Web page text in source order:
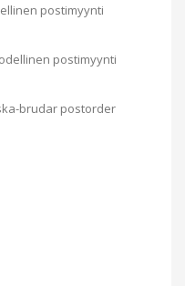
postimyynti
postimyynti
brudar postorder